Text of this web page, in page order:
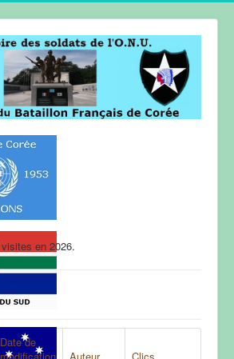
visites en 2026.
ACCUEIL
Date de